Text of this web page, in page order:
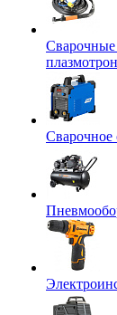
Сварочные
Сварочное